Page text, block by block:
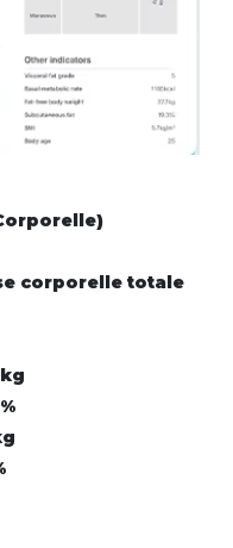
corporelle totale